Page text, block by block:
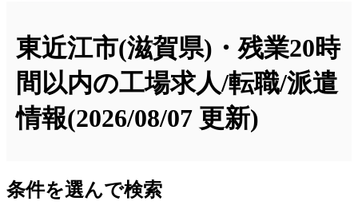
東近江市(滋賀県)・残業20時
間以内の工場求人/転職/派遣
情報(2026/08/07 更新)
条件を選んで検索